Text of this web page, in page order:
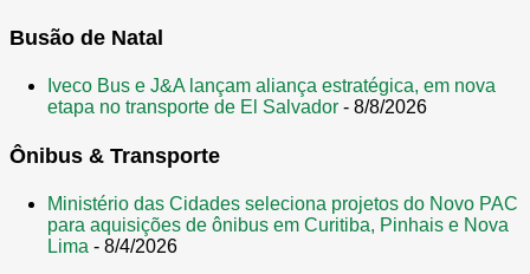
Busão de Natal
Iveco Bus e J&A lançam aliança estratégica, em nova
etapa no transporte de El Salvador - 8/8/2026
Ônibus & Transporte
Ministério das Cidades seleciona projetos do Novo PAC
para aquisições de ônibus em Curitiba, Pinhais e Nova
Lima - 8/4/2026